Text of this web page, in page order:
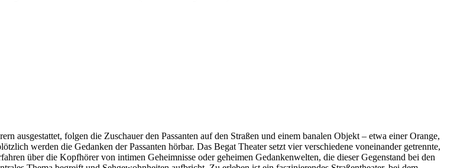
ausgestattet, folgen die Zuschauer den Passanten auf den Straßen und einem banalen Objekt – etwa einer Orange,
werden die Gedanken der Passanten hörbar. Das Begat Theater setzt vier verschiedene voneinander getrennte,
über die Kopfhörer von intimen Geheimnisse oder geheimen Gedankenwelten, die dieser Gegenstand bei den